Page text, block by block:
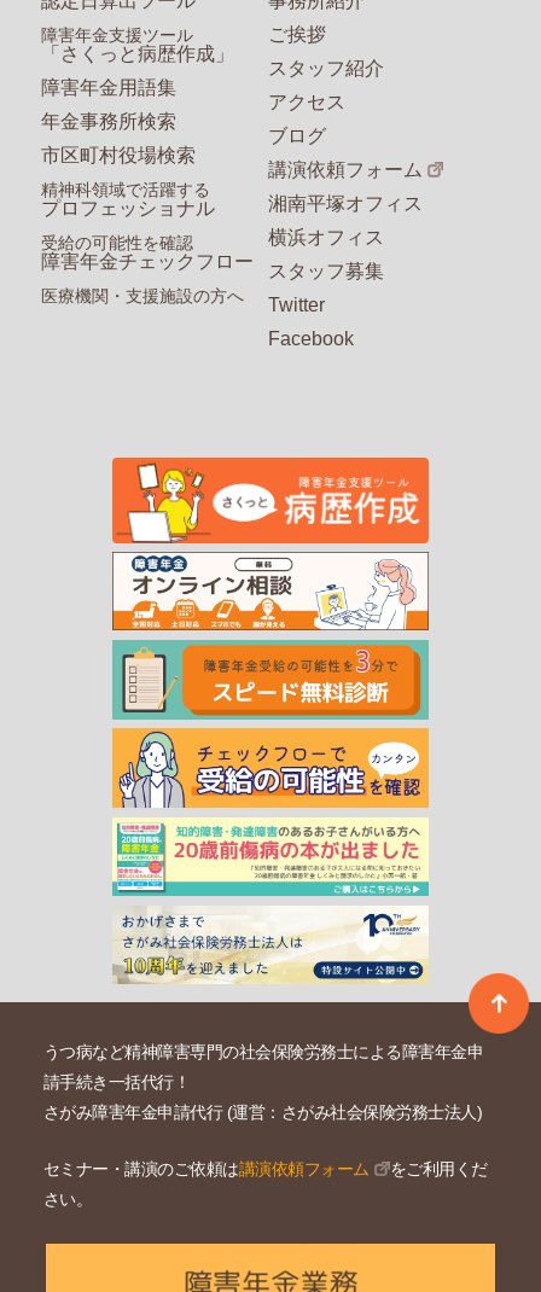
障害年金支援ツール
「さくっと病歴作成」
障害年金用語集
年金事務所検索
市区町村役場検索
精神科領域で活躍する
プロフェッショナル
受給の可能性を確認
障害年金チェックフロー
医療機関・支援施設の方へ
ご挨拶
スタッフ紹介
アクセス
ブログ
講演依頼フォーム
湘南平塚オフィス
横浜オフィス
スタッフ募集
Twitter
Facebook
うつ病など精神障害専門の社会保険労務士による障害年金申
請手続き一括代行！
さがみ障害年金申請代行 (運営：さがみ社会保険労務士法人)
セミナー・講演のご依頼は講演依頼フォーム
をご利用くだ
さい。